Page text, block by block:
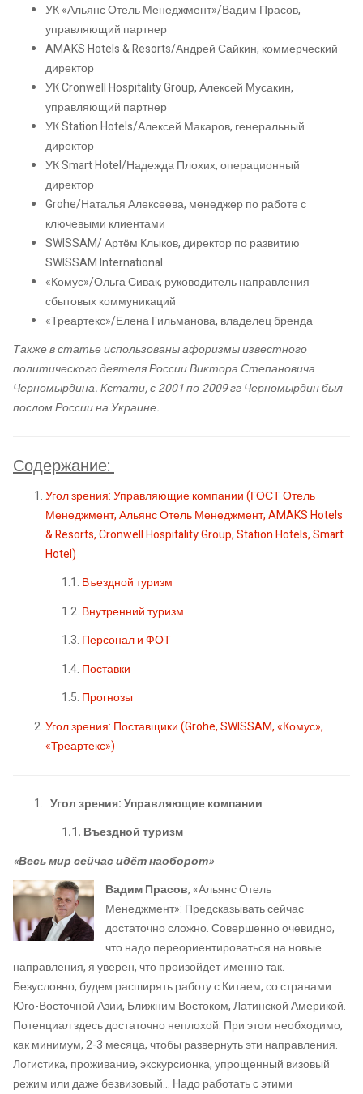
УК «Альянс Отель Менеджмент»/Вадим Прасов,
управляющий партнер
AMAKS Hotels & Resorts/Андрей Сайкин, коммерческий
директор
УК Cronwell Hospitality Group, Алексей Мусакин,
управляющий партнер
УК Station Hotels/Алексей Макаров, генеральный
директор
УК Smart Hotel/Надежда Плохих, операционный
директор
Grohe/Наталья Алексеева, менеджер по работе с
ключевыми клиентами
SWISSAM/ Артём Клыков, директор по развитию
SWISSAM International
«Комус»/Ольга Сивак, руководитель направления
сбытовых коммуникаций
«Треартекс»/Елена Гильманова, владелец бренда
Также в статье использованы афоризмы известного
политического деятеля России Виктора Степановича
Черномырдина. Кстати, с 2001 по 2009 гг Черномырдин был
послом России на Украине.
Содержание:
Угол зрения: Управляющие компании (ГОСТ Отель
Менеджмент, Альянс Отель Менеджмент, AMAKS Hotels
& Resorts, Cronwell Hospitality Group, Station Hotels, Smart
Hotel)
1.1. Въездной туризм
1.2. Внутренний туризм
1.3. Персонал и ФОТ
1.4. Поставки
1.5. Прогнозы
Угол зрения: Поставщики (Grohe, SWISSAM, «Комус»,
«Треартекс»)
Угол зрения: Управляющие компании
1.1. Въездной туризм
«Весь мир сейчас идёт наоборот»
Вадим Прасов, «Альянс Отель
Менеджмент»: Предсказывать сейчас
достаточно сложно. Совершенно очевидно,
что надо переориентироваться на новые
направления, я уверен, что произойдет именно так.
Безусловно, будем расширять работу с Китаем, со странами
Юго-Восточной Азии, Ближним Востоком, Латинской Америкой.
Потенциал здесь достаточно неплохой. При этом необходимо,
как минимум, 2-3 месяца, чтобы развернуть эти направления.
Логистика, проживание, экскурсионка, упрощенный визовый
режим или даже безвизовый… Надо работать с этими